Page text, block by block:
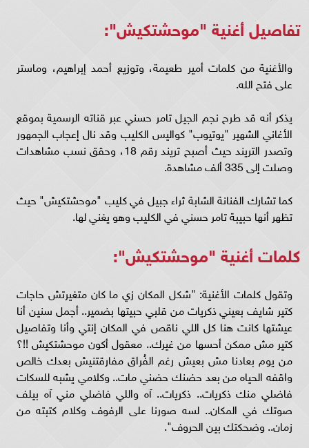
تفاصيل أغنية "موحشتكيش":
والأغنية من كلمات أمير طعيمة، وتوزيع أحمد إبراهيم، وماستر
على فتح الله.
يذكر أنه قد طرح نجم الجيل تامر حسني عبر قناته الرسمية بموقع
الأغاني الشهير "يوتيوب" كواليس الكليب وقد نال إعجاب الجمهور
وتصدر التريند حيث أصبح تريند رقم 18، وحقق نسب مشاهدات
وصلت إلى 335 ألف مشاهدة.
كما تشارك الفنانة الشابة ثراء جبيل في كليب "موحشتكيش" حيث
تظهر أنها حبيبة تامر حسني في الكليب وهو يغني لها.
كلمات أغنية "موحشتكيش":
وتقول كلمات الأغنية: "شكل المكان زي ما كان متغيرتش حاجات
كتير شايف بعيني ذكريات من قلبي حبيتها بضمير.. أجمل سنين أنا
عيشتها كانت هنا كل اللي ناقص في المكان إنتي وأنا وتفاصيل
كتير مش ممكن أحسها من غيرك.. معقول أكون موحشتكيش !!؟
من يوم بعادنا مش بعيش رغم الفُراق مفارقتنيش بعدك خالص
واقفه الحياه من بعد حضنك حضني مات.. وكلامي يشبه للسكات
فاضلي منك ذكريات.. ذكريات.. آه واللي فاضلي مني آه بيلف
صوتك في المكان.. لسه صورنا على الرفوف وكلام كتبته من
زمان.. وضحكتك بين الحروف".